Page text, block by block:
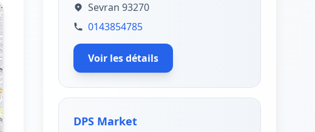
Sevran 93270
0143854785
Voir les détails
DPS Market